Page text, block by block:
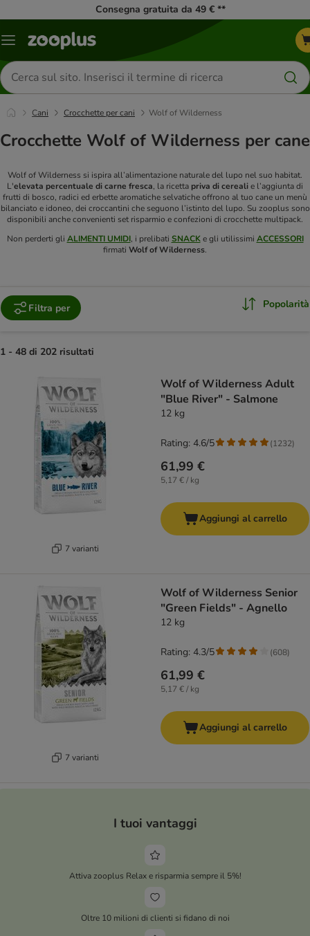
Consegna gratuita da 49 € **
Overview
Cerca
prodotti
Cani Crocchette per cani Wolf of Wilderness
Crocchette Wolf of Wilderness per cane
Wolf of Wilderness si ispira all’alimentazione naturale del lupo nel suo habitat.
L'elevata percentuale di carne fresca, la ricetta priva di cerealie l’aggiunta di
frutti di bosco, radici ed erbette aromatiche selvatiche offrono al tuo cane un menù
bilanciato e idoneo, dei croccantini che seguono l’istinto del lupo. Su zooplus sono
disponibili anche convenienti set risparmio e confezioni di crocchette multipack.
Non perderti gli ALIMENTI UMIDI, i prelibati SNACK e gli utilissimi ACCESSORI
firmati Wolf of Wilderness.
Filtra per Popolarità
1 - 48 di 202 risultati
7 varianti
Wolf of Wilderness Adult
"Blue River" - Salmone
12 kg
61,99 €
5,17 € / kg
Rating: 4.6/5 (1232)
Aggiungi al carrello
7 varianti
Wolf of Wilderness Senior
"Green Fields" - Agnello
12 kg
61,99 €
5,17 € / kg
Rating: 4.3/5 (608)
Aggiungi al carrello
I tuoi vantaggi
Attiva zooplus Relax e risparmia sempre il 5%!
Oltre 10 milioni di clienti si fidano di noi